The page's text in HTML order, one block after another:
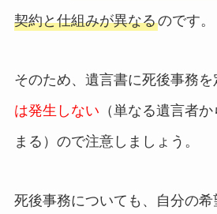
契約と仕組みが異なるのです。
そのため、遺言書に死後事務を
は発生しない （単なる遺言者
まる）ので注意しましょう。
死後事務についても、自分の